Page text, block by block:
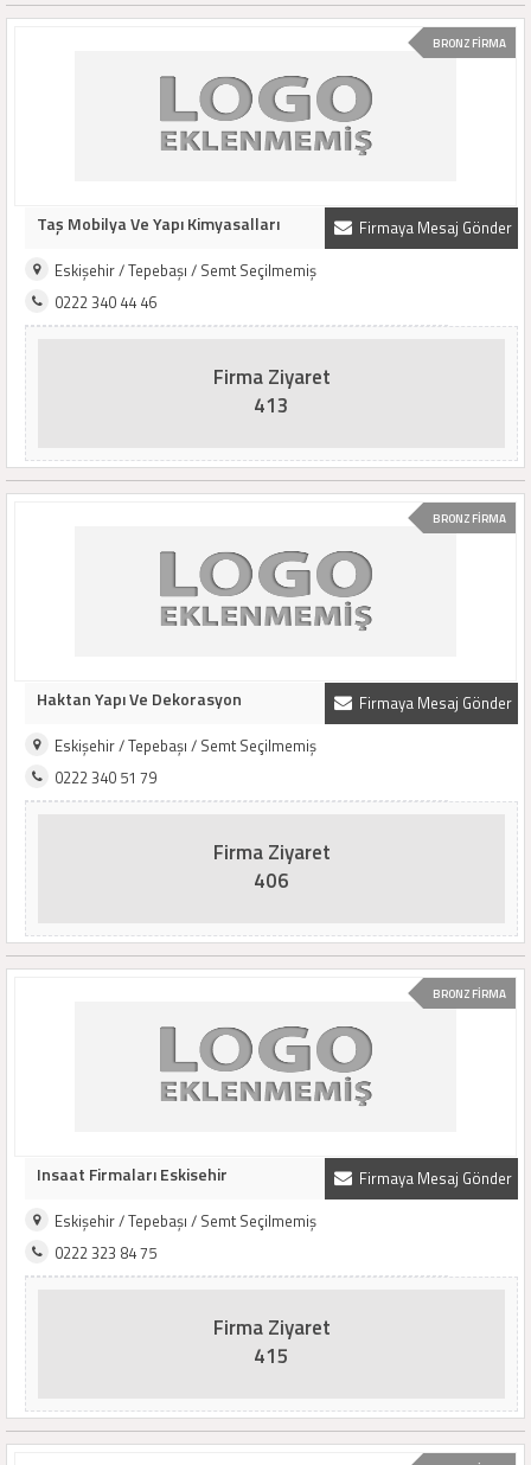
BRONZ FİRMA
Firmaya Mesaj Gönder
Taş Mobilya Ve Yapı Kimyasalları
Eskişehir / Tepebaşı / Semt Seçilmemiş
0222 340 44 46
Firma Ziyaret
413
BRONZ FİRMA
Firmaya Mesaj Gönder
Haktan Yapı Ve Dekorasyon
Eskişehir / Tepebaşı / Semt Seçilmemiş
0222 340 51 79
Firma Ziyaret
406
BRONZ FİRMA
Firmaya Mesaj Gönder
Insaat Firmaları Eskisehir
Eskişehir / Tepebaşı / Semt Seçilmemiş
0222 323 84 75
Firma Ziyaret
415